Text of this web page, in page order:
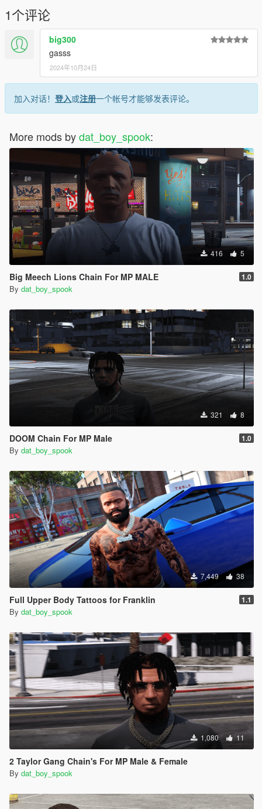
1个评论
big300
gasss
2024年10月24日
加入对话！ 登入或注册一个帐号才能够发表评论。
More mods bydat_boy_spook:
416 5
Big Meech Lions Chain For MP MALE 1.0
By dat_boy_spook
321 8
DOOM Chain For MP Male 1.0
By dat_boy_spook
7,449 38
Full Upper Body Tattoos for Franklin 1.1
By dat_boy_spook
1,080 11
2 Taylor Gang Chain's For MP Male & Female
By dat_boy_spook